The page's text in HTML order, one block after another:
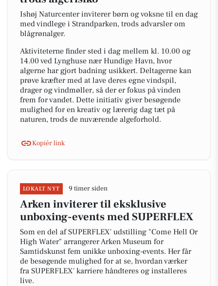
Ishøj Naturcenter inviterer børn og voksne til en dag
med vindlege i Strandparken, trods advarsler om
blågrønalger.
Aktiviteterne finder sted i dag mellem kl. 10.00 og
14.00 ved Lynghuse nær Hundige Havn, hvor
algerne har gjort badning usikkert. Deltagerne kan
prøve kræfter med at lave deres egne vindspil,
drager og vindmøller, så der er fokus på vinden
frem for vandet. Dette initiativ giver besøgende
mulighed for en kreativ og lærerig dag tæt på
naturen, trods de nuværende algeforhold.
Kopiér link
LOKALT NYT 9 timer siden
Arken inviterer til eksklusive
unboxing-events med SUPERFLEX
Som en del af SUPERFLEX' udstilling "Come Hell Or
High Water" arrangerer Arken Museum for
Samtidskunst fem unikke unboxing-events. Her får
de besøgende mulighed for at se, hvordan værker
fra SUPERFLEX' karriere håndteres og installeres
live.